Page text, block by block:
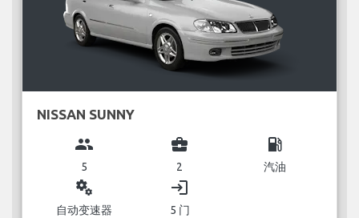
NISSAN SUNNY
group
5
business_center
2
local_gas_station
汽油
miscellaneous_services
自动变速器
login
5 门